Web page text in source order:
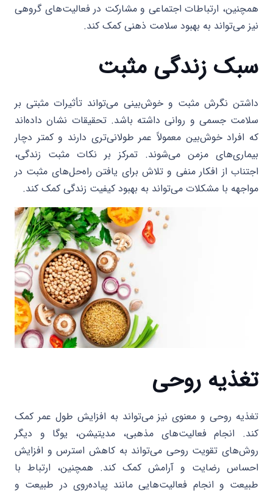
همچنین، ارتباطات اجتماعی و مشارکت در فعالیت‌های گروهی
نیز می‌تواند به بهبود سلامت ذهنی کمک کند.
سبک زندگی مثبت
داشتن نگرش مثبت و خوش‌بینی می‌تواند تأثیرات مثبتی بر
سلامت جسمی و روانی داشته باشد. تحقیقات نشان داده‌اند
که افراد خوش‌بین معمولاً عمر طولانی‌تری دارند و کمتر دچار
بیماری‌های مزمن می‌شوند. تمرکز بر نکات مثبت زندگی،
اجتناب از افکار منفی و تلاش برای یافتن راه‌حل‌های مثبت در
مواجهه با مشکلات می‌تواند به بهبود کیفیت زندگی کمک کند.
تغذیه روحی
تغذیه روحی و معنوی نیز می‌تواند به افزایش طول عمر کمک
کند. انجام فعالیت‌های مذهبی، مدیتیشن، یوگا و دیگر
روش‌های تقویت روحی می‌تواند به کاهش استرس و افزایش
احساس رضایت و آرامش کمک کند. همچنین، ارتباط با
طبیعت و انجام فعالیت‌هایی مانند پیاده‌روی در طبیعت و